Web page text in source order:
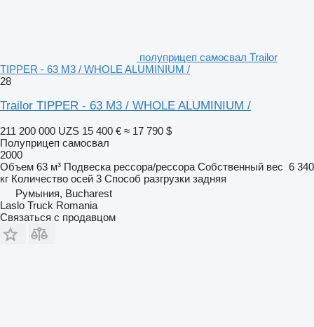
полуприцеп самосвал Trailor
TIPPER - 63 M3 / WHOLE ALUMINIUM /
28
Trailor TIPPER - 63 M3 / WHOLE ALUMINIUM /
211 200 000 UZS 15 400 € ≈ 17 790 $
Полуприцеп самосвал
2000
Объем 63 м³ Подвеска рессора/рессора Собственный вес 6 340
кг Количество осей 3 Способ разгрузки задняя
Румыния, Bucharest
Laslo Truck Romania
Связаться с продавцом